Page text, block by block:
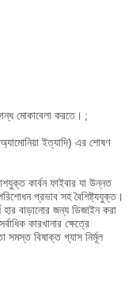
মোকাবেলা করতে। ;
ইত্যাদি) এর শোষণ
কার্বন ফাইবার যা উন্নত
প্রভাব সহ বৈশিষ্ট্যযুক্ত।
হার বাড়ানোর জন্য ডিজাইন করা
কারখানার ক্ষেত্রে
সমস্ত বিষাক্ত গ্যাস নির্মূল